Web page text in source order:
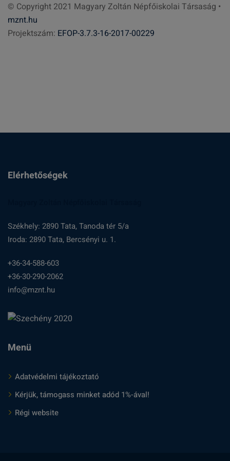
e
s
é
© Copyright 2021 Magyary Zoltán Népfőiskolai Társaság •
mznt.hu
Projektszám: EFOP-3.7.3-16-2017-00229
Elérhetőségek
Székhely: 2890 Tata, Tanoda tér 5/a
Iroda: 2890 Tata, Bercsényi u. 1.
+36-34-588-603
+36-30-290-2062
info@mznt.hu
Menü
Adatvédelmi tájékoztató
Kérjük, támogass minket adód 1%-ával!
Régi website